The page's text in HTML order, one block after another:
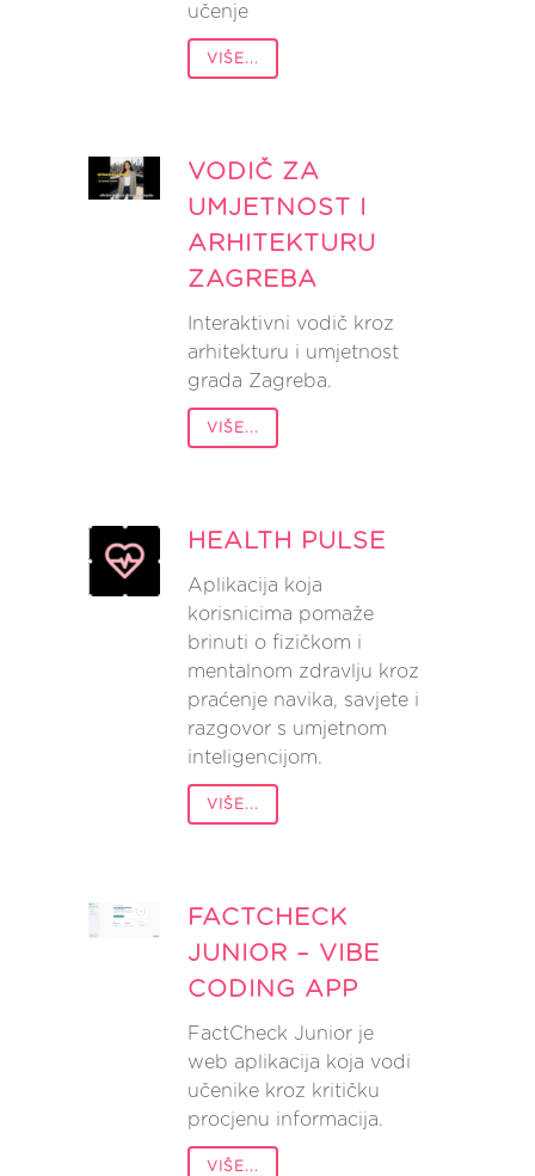
učenje
VIŠE...
VODIČ ZA
UMJETNOST I
ARHITEKTURU
ZAGREBA
Interaktivni vodič kroz
arhitekturu i umjetnost
grada Zagreba.
VIŠE...
HEALTH PULSE
Aplikacija koja
korisnicima pomaže
brinuti o fizičkom i
mentalnom zdravlju kroz
praćenje navika, savjete i
razgovor s umjetnom
inteligencijom.
VIŠE...
FACTCHECK
JUNIOR – VIBE
CODING APP
FactCheck Junior je
web aplikacija koja vodi
učenike kroz kritičku
procjenu informacija.
VIŠE...